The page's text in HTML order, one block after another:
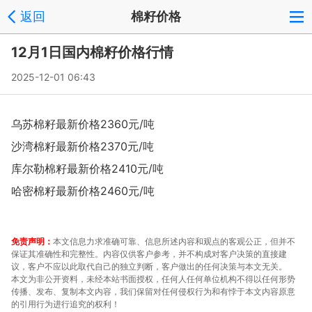
返回 棉籽价格
12月1日国内棉籽价格行情
2025-12-01 06:43
乌苏棉籽最新价格2360元/吨
沙湾棉籽最新价格2370元/吨
库尔勒棉籽最新价格2410元/吨
哈密棉籽最新价格2460元/吨
免责声明： 本文信息力求准确可靠、信息所述内容和观点的客观公正，但并不
保证其准确性和完整性。内容仅供客户参考，并不构成对客户决策的直接建
议，客户不应以此取代自己的独立判断，客户做出的任何决策与本文无关。
本文为非公开资料，未经本站书面授权，任何人任何单位机构不得以任何形势
传播、发布、复制本文内容，我们保留对任何侵权行为和有悖于本文内容原意
的引用行为进行追究的权利！